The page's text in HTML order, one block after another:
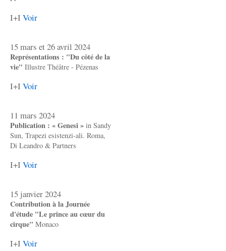
I+I Voir
15 mars et 26 avril 2024
Représentations : "Du côté de la
vie" Illustre Théâtre - Pézenas
I+I Voir
11 mars 2024
Publication : « Genesi » in Sandy
Sun, Trapezi esistenzi-ali. Roma,
Di Leandro & Partners
I+I Voir
15 janvier 2024
Contribution à la Journée
d'étude "Le prince au cœur du
cirque" Monaco
I+I Voir